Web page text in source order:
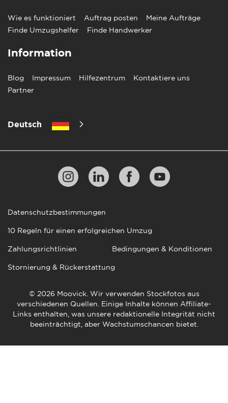
Wie es funktioniert Auftrag posten
Meine Aufträge
Finde Umzugshelfer
Finde Handwerker
Information
Blog Impressum Hilfezentrum
Kontaktiere uns
Partner
Deutsch
© 2026 Moovick. Wir verwenden Stockfotos aus
verschiedenen Quellen. Einige Inhalte können Affiliate-
Links enthalten, was unsere redaktionelle Integrität nicht
beeinträchtigt, aber Wachstumschancen bietet.
Datenschutzbestimmungen
10 Regeln für einen erfolgreichen Umzug
Zahlungsrichtlinien Bedingungen & Konditionen
Stornierung & Rückerstattung